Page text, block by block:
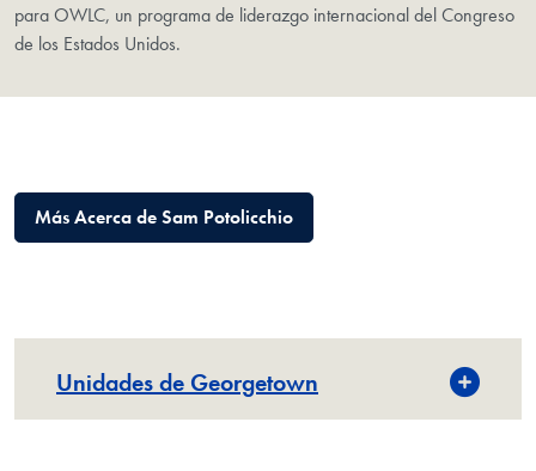
para OWLC, un programa de liderazgo internacional del Congreso
de los Estados Unidos.
Más Acerca de Sam Potolicchio
Unidades de Georgetown